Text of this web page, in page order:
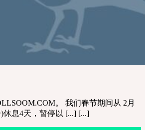
。 我们春节期间从 2月
休息4天，暂停以 [...] [...]